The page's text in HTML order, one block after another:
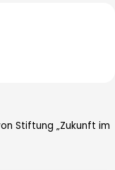
Stiftung „Zukunft im